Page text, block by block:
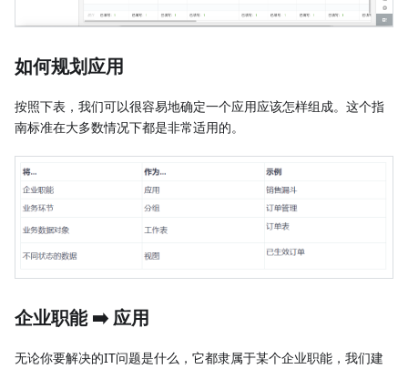
如何规划应用
按照下表，我们可以很容易地确定一个应用应该怎样组成。这个指
南标准在大多数情况下都是非常适用的。
企业职能 ➡️ 应用
无论你要解决的IT问题是什么，它都隶属于某个企业职能，我们建